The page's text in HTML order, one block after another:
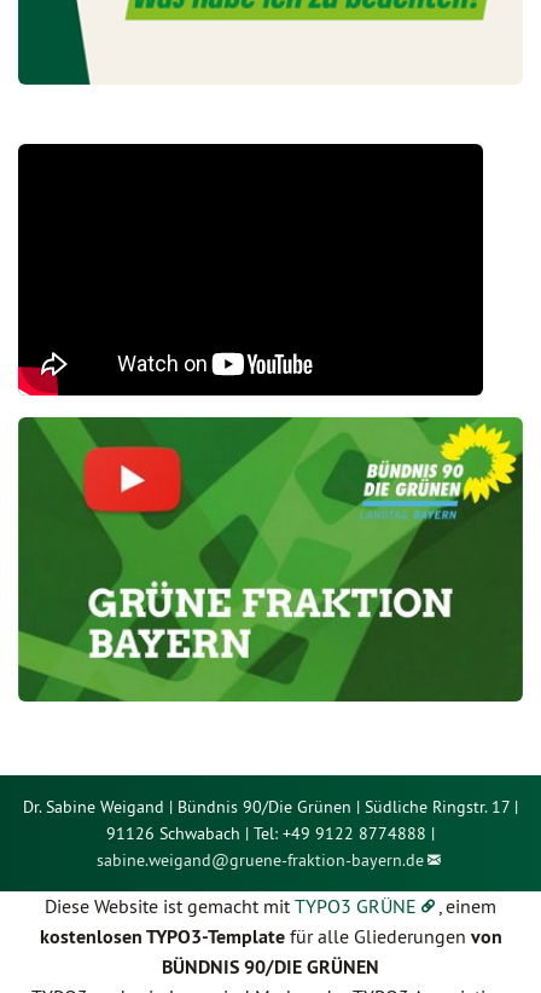
Dr. Sabine Weigand | Bündnis 90/Die Grünen | Südliche Ringstr. 17 |
91126 Schwabach | Tel: +49 9122 8774888 |
sabine.weigand@gruene-fraktion-bayern.de
Diese Website ist gemacht mitTYPO3 GRÜNE , einem
kostenlosen TYPO3-Templatefür alle Gliederungen von
BÜNDNIS 90/DIE GRÜNEN